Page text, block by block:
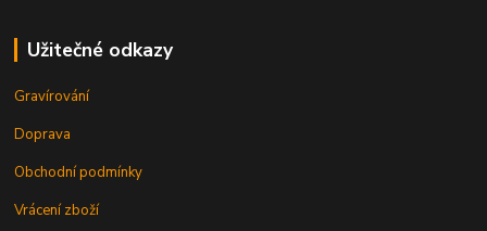
Užitečné odkazy
Gravírování
Doprava
Obchodní podmínky
Vrácení zboží